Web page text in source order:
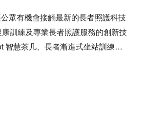
眾有機會接觸最新的長者照護科技
訓練及專業長者照護服務的創新技
慧茶几、長者漸進式坐站訓練機
些技術如何應用於長者院舍的日常